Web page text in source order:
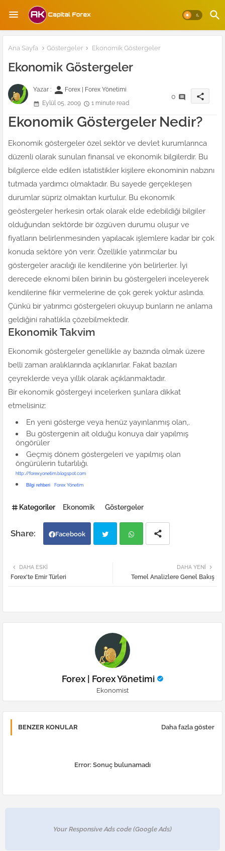
Ana Sayfa Göstergeler Ekonomik Göstergeler
Ekonomik Göstergeler
Yazar : person Forex | Forex Yönetimi
Eylül 05, 2009
1 minute read
0 share
Ekonomik Göstergeler Nedir?
Ekonomik göstergeler özel sektör ve devlet kurumlarınca
düzenli olarak sunulan finansal ve ekonomik bilgilerdir. Bu
bilgilerce elde edilen istatistikler kişilere ekonominin nabzını
tutmada yardımcı olmaktadır. Bu sayede gerçekleşen
durumlar süpriz olmaktan kurtulur. Bu ekonomik
geöstergeler herkesin ortak olarak elde edebildiği bilgiler
olduğundan sektörde bir özgüven durumu oluşur ve
fiyatların belirlenmesinden yapılacak işlemlere kadar bir çok
konuda sektöre yön verir. Özellikle yatırımcılar bu
göstergeler aracılığı ile kendilerine yön belirlerler. İyi
derecede eknomi bilen birinin bu göstergeleri inceleyerek
kendilerine fikir vermelerine de çok gerek yoktur aslında.
Çünkü bir yatırımcı göstergeleri okuyup bunların ne anlama
geldiğini rahatlıkla çözebilmektedir.
Ekonomik Takvim
Ekonomik göstergeler genellikle ay bazında olmak üzere
belli zaman aralıklarında açıklanırlar. Fakat bazıları
çeyreklerde veya yıllık olarak açıklanmaktadır.
Bir ekonomik göstergeyi incelerken şunlara dikkat
etmelisiniz:
En yeni gösterge veya henüz yayınlanmış olan,.
Bu göstergenin ait olduğu konuya dair yapılmış
öngörüler
Geçmiş dönem göstergeleri ve yapılmış olan
öngürülerin tutarlılığı.
http://forexyonetim.blogspot.com
Bilgi rehberi Forex Yönetim
Kategoriler Ekonomik Göstergeler
Facebook
atsa
DAHA YENI
Temel Analizlere Genel Bakış
DAHA ESKI
Forex'te Emir Türleri
Forex | Forex Yönetimi
Ekonomist
BENZER KONULAR Daha fazla göster
Error: Sonuç bulunamadı
Your Responsive Ads code (Google Ads)